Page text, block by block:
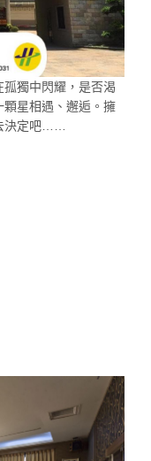
獨中閃耀，是否渴
星相遇、邂逅。擁
決定吧……